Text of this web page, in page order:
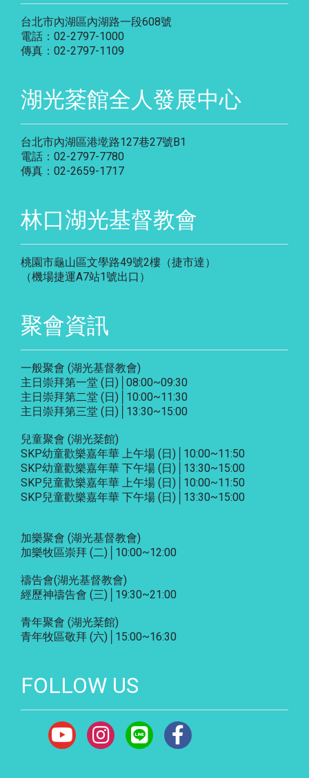
台北市內湖區內湖路一段608號
電話：02-2797-1000
傳真：02-2797-1109
湖光棻館全人發展中心
台北市內湖區港墘路127巷27號B1
電話：02-2797-7780
傳真：02-2659-1717
林口湖光基督教會
桃園市龜山區文學路49號2樓（捷市達）
（機場捷運A7站1號出口）
聚會資訊
一般聚會 (湖光基督教會)
主日崇拜第一堂 (日)│08:00~09:30
主日崇拜第二堂 (日)│10:00~11:30
主日崇拜第三堂 (日)│13:30~15:00
兒童聚會 (湖光棻館)
SKP幼童歡樂嘉年華 上午場 (日)│10:00~11:50
SKP幼童歡樂嘉年華 下午場 (日)│13:30~15:00
SKP兒童歡樂嘉年華 上午場 (日)│10:00~11:50
SKP兒童歡樂嘉年華 下午場 (日)│13:30~15:00
加樂聚會 (湖光基督教會)
加樂牧區崇拜 (二)│10:00~12:00
禱告會(湖光基督教會)
經歷神禱告會 (三)│19:30~21:00
青年聚會 (湖光棻館)
青年牧區敬拜 (六)│15:00~16:30
FOLLOW US